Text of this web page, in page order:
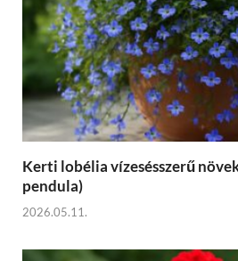
Kerti lobélia vízesésszerű
pendula)
2026.05.11.